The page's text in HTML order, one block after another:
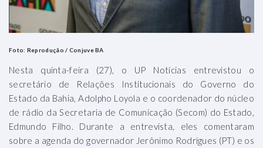
Foto: Reprodução / Conjuve BA
Nesta quinta-feira (27), o UP Notícias entrevistou o
secretário de Relações Institucionais do Governo do
Estado da Bahia, Adolpho Loyola e o coordenador do núcleo
de rádio da Secretaria de Comunicação (Secom) do Estado,
Edmundo Filho. Durante a entrevista, eles comentaram
sobre a agenda do governador Jerônimo Rodrigues (PT) e os